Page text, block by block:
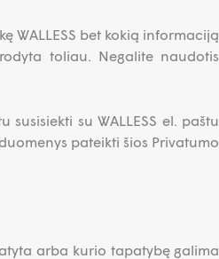
WALLESS bet kokią informaciją
toliau. Negalite naudotis
su WALLESS el. paštu
pateikti šios Privatumo
arba kurio tapatybę galima